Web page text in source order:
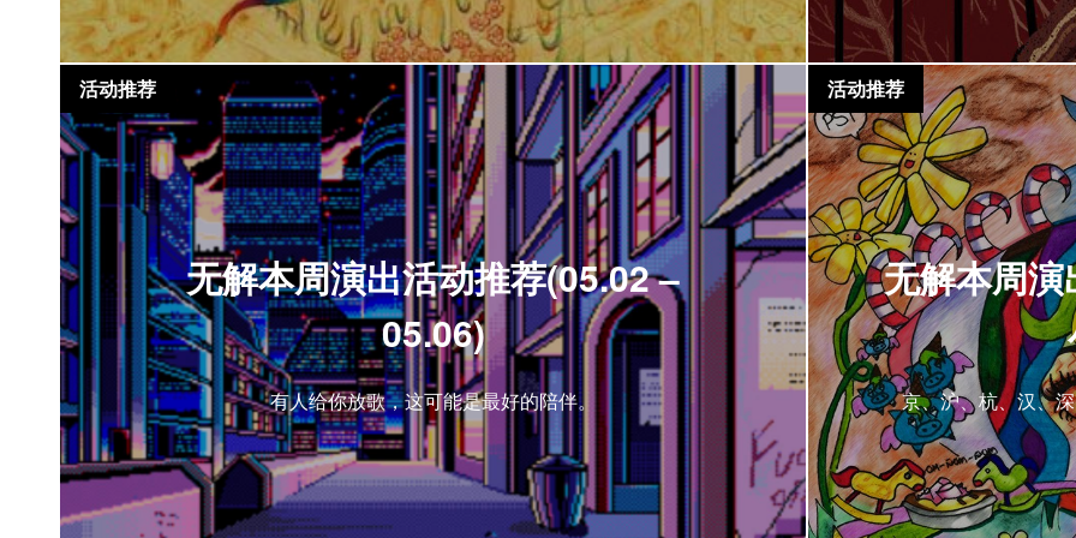
无解本周演出活动推荐(05.02 –
05.06)
有人给你放歌，这可能是最好的陪伴。
活动推荐
无解本周
京、沪、杭、汉、
活动推荐